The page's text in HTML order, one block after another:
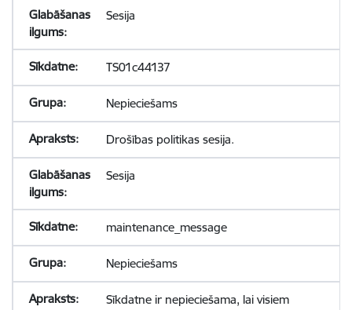
Sesija
TS01c44137
Nepieciešams
Drošības politikas sesija.
Sesija
maintenance_message
Nepieciešams
Sīkdatne ir nepieciešama, lai visiem